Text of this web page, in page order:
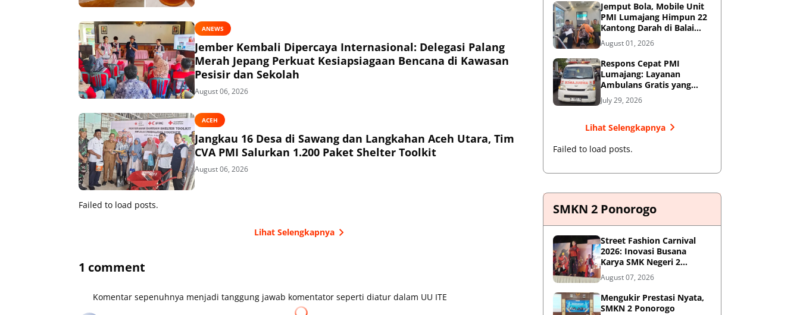
ANEWS
Jember Kembali Dipercaya Internasional: Delegasi Palang
Merah Jepang Perkuat Kesiapsiagaan Bencana di Kawasan
Pesisir dan Sekolah
August 06, 2026
ACEH
Jangkau 16 Desa di Sawang dan Langkahan Aceh Utara, Tim
CVA PMI Salurkan 1.200 Paket Shelter Toolkit
August 06, 2026
Failed to load posts.
Lihat Selengkapnya
1 comment
Komentar sepenuhnya menjadi tanggung jawab komentator seperti diatur dalam UU ITE
Jemput Bola, Mobile Unit
PMI Lumajang Himpun 22
Kantong Darah di Balai
Desa Jatirejo Kunir
August 01, 2026
Respons Cepat PMI
Lumajang: Layanan
Ambulans Gratis yang
Wajib Diketahui Warga
July 29, 2026
Lihat Selengkapnya
Failed to load posts.
SMKN 2 Ponorogo
Street Fashion Carnival
2026: Inovasi Busana
Karya SMK Negeri 2
Ponorogo
August 07, 2026
Mengukir Prestasi Nyata,
SMKN 2 Ponorogo